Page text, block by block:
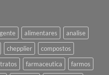
alimentares
analise
chepplier
compostos
farmaceutica farmos